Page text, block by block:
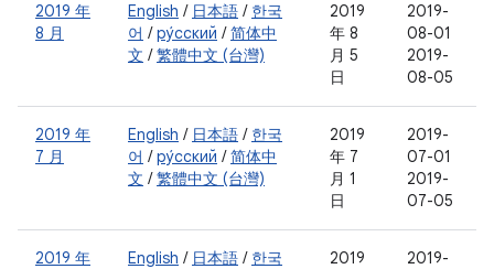
2019 年
8 月
English / 日本語 / 한국
어 /ру́сский /简体中
文 /繁體中文 (台灣)
2019
年 8
月 5
日
2019-
08-01
2019-
08-05
2019 年
7 月
English / 日本語 / 한국
어 /ру́сский /简体中
文 /繁體中文 (台灣)
2019
年 7
月 1
日
2019-
07-01
2019-
07-05
2019 年
English / 日本語 / 한국
2019
2019-